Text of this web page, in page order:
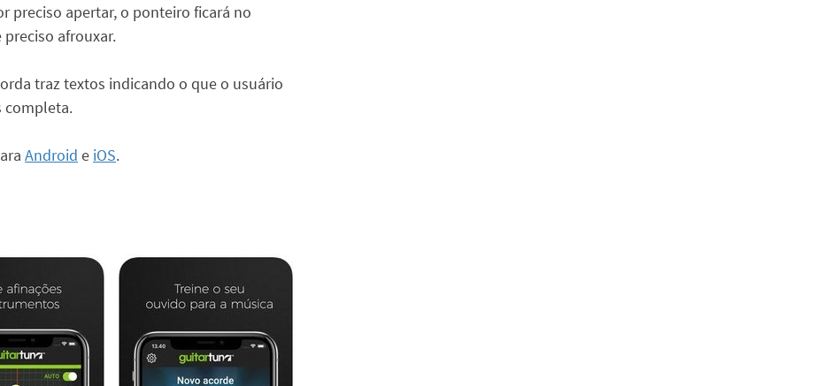
preciso apertar, o ponteiro ficará no
afrouxar.
traz textos indicando o que o usuário
completa.
Android e iOS.